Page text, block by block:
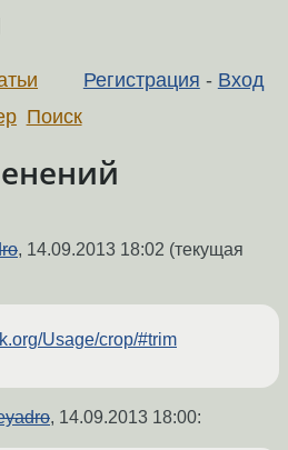
Регистрация - Вход
Поиск
, 14.09.2013 18:02 (текущая
Usage/crop/#trim
, 14.09.2013 18:00: